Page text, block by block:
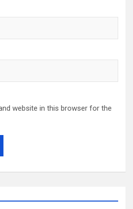
website in this browser for the